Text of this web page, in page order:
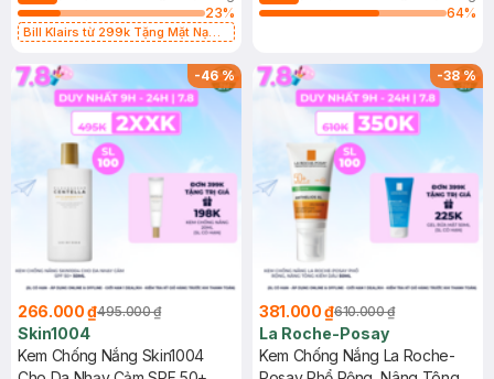
23%
Bill Klairs từ 299k Tặng Mặt Nạ
25ml (SL Có Hạn)
64%
-46%
266.000 ₫495.000 ₫
Skin1004
Kem Chống Nắng Skin1004
-38%
381.000 ₫610.000 ₫
La Roche-Posay
Kem Chống Nắng La Roche-